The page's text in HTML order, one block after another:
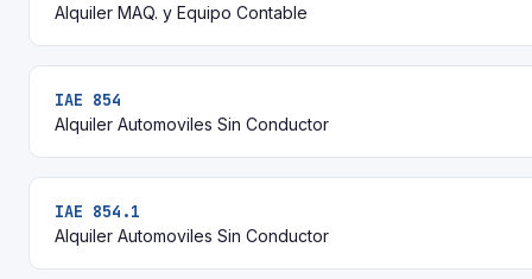
Alquiler MAQ. y Equipo Contable
IAE 854
Alquiler Automoviles Sin Conductor
IAE 854.1
Alquiler Automoviles Sin Conductor